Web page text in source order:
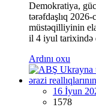
Demokratiya,
tərəfdaşlıq
müstəqilliyinin
il 4 iyul tarixində
Ardını oxu
16 İyun
1578